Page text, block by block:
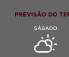
PREVISÃO DO
SÁBADO